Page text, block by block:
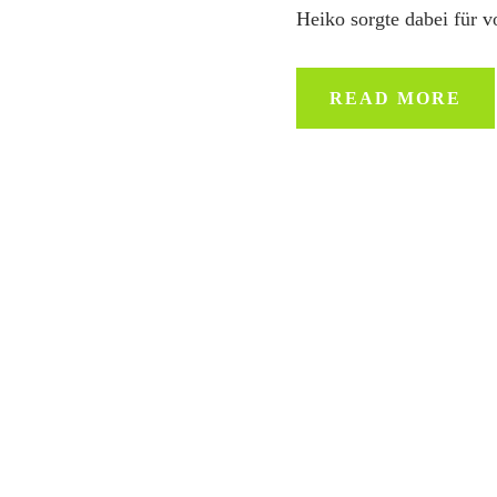
Heiko sorgte dabei für
READ MORE